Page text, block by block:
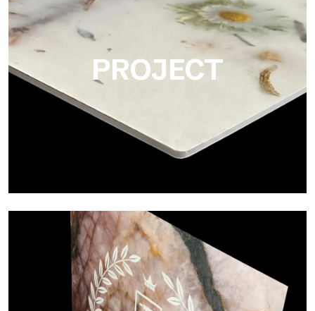
piedras lisas, a partir de escaneos de placas de material
natural.
PROJECT
Project
Ultralight Project es un panel de aluminio compuesto de 3 mm